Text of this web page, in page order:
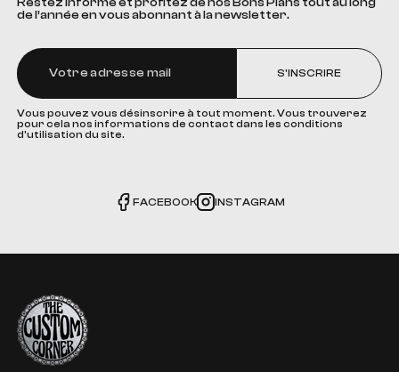
de l’année en vous abonnant à la newsletter.
S'INSCRIRE
Vous pouvez vous désinscrire à tout moment. Vous trouverez
pour cela nos informations de contact dans les conditions
d'utilisation du site.
FACEBOOK INSTAGRAM
The Custom Corner